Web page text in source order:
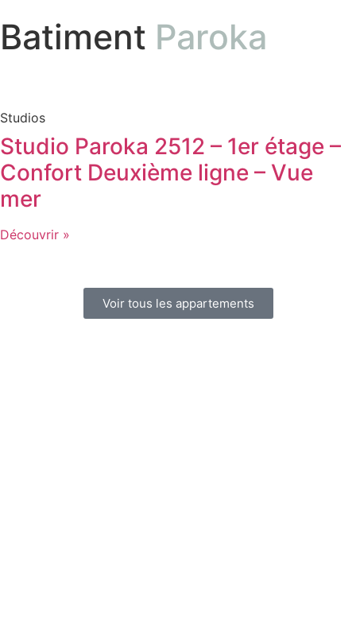
Batiment Paroka
Studios
Studio Paroka 2512 – 1er étage –
Confort Deuxième ligne – Vue
mer
Découvrir »
Voir tous les appartements